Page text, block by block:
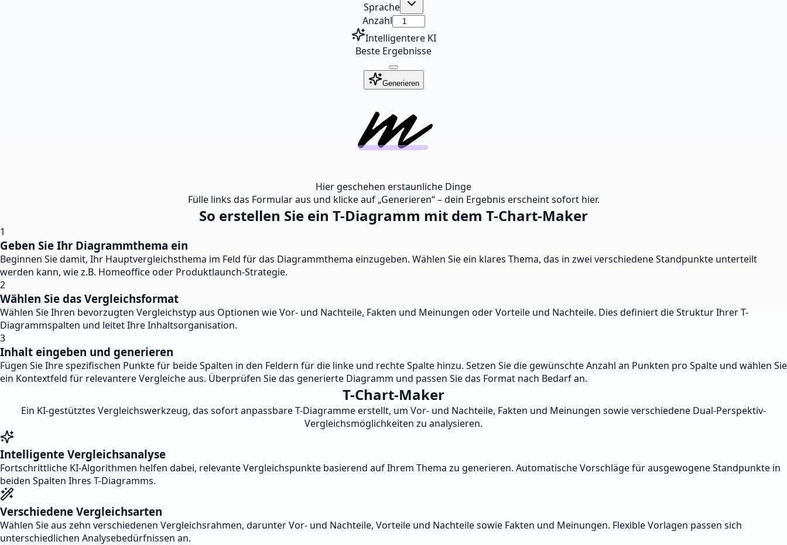
Sprache
Anzahl
Intelligentere KI
Beste Ergebnisse
Generieren
Hier geschehen erstaunliche Dinge
Fülle links das Formular aus und klicke auf „Generieren“ – dein Ergebnis erscheint sofort hier.
So erstellen Sie ein T-Diagramm mit dem T-Chart-Maker
1
Geben Sie Ihr Diagrammthema ein
Beginnen Sie damit, Ihr Hauptvergleichsthema im Feld für das Diagrammthema einzugeben. Wählen Sie ein klares Thema, das in zwei verschiedene Standpunkte unterteilt
werden kann, wie z.B. Homeoffice oder Produktlaunch-Strategie.
2
Wählen Sie das Vergleichsformat
Wählen Sie Ihren bevorzugten Vergleichstyp aus Optionen wie Vor- und Nachteile, Fakten und Meinungen oder Vorteile und Nachteile. Dies definiert die Struktur Ihrer T-
Diagrammspalten und leitet Ihre Inhaltsorganisation.
3
Inhalt eingeben und generieren
Fügen Sie Ihre spezifischen Punkte für beide Spalten in den Feldern für die linke und rechte Spalte hinzu. Setzen Sie die gewünschte Anzahl an Punkten pro Spalte und wählen Sie
ein Kontextfeld für relevantere Vergleiche aus. Überprüfen Sie das generierte Diagramm und passen Sie das Format nach Bedarf an.
T-Chart-Maker
Ein KI-gestütztes Vergleichswerkzeug, das sofort anpassbare T-Diagramme erstellt, um Vor- und Nachteile, Fakten und Meinungen sowie verschiedene Dual-Perspektiv-
Vergleichsmöglichkeiten zu analysieren.
Intelligente Vergleichsanalyse
Fortschrittliche KI-Algorithmen helfen dabei, relevante Vergleichspunkte basierend auf Ihrem Thema zu generieren. Automatische Vorschläge für ausgewogene Standpunkte in
beiden Spalten Ihres T-Diagramms.
Verschiedene Vergleichsarten
Wählen Sie aus zehn verschiedenen Vergleichsrahmen, darunter Vor- und Nachteile, Vorteile und Nachteile sowie Fakten und Meinungen. Flexible Vorlagen passen sich
unterschiedlichen Analysebedürfnissen an.